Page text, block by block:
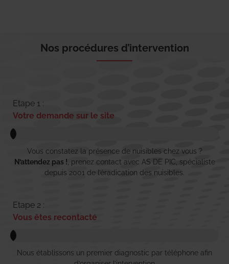
Nos procédures d’intervention
Etape 1 :
Votre demande sur le site
Vous constatez la présence de nuisibles chez vous ?
N’attendez pas ! , prenez contact avec AS DE PIC, spécialiste
depuis 2001 de l’éradication des nuisibles.
Etape 2 :
Vous êtes recontacté
Nous établissons un premier diagnostic par téléphone afin